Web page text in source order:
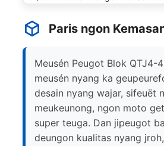
Paris ngon
Meusén Peugot Blok QTJ4-
meusén nyang ka
desain nyang wajar, sifeuët
meukeunong, ngon moto
super teuga. Dan jipeugot
deungon kualitas nyang